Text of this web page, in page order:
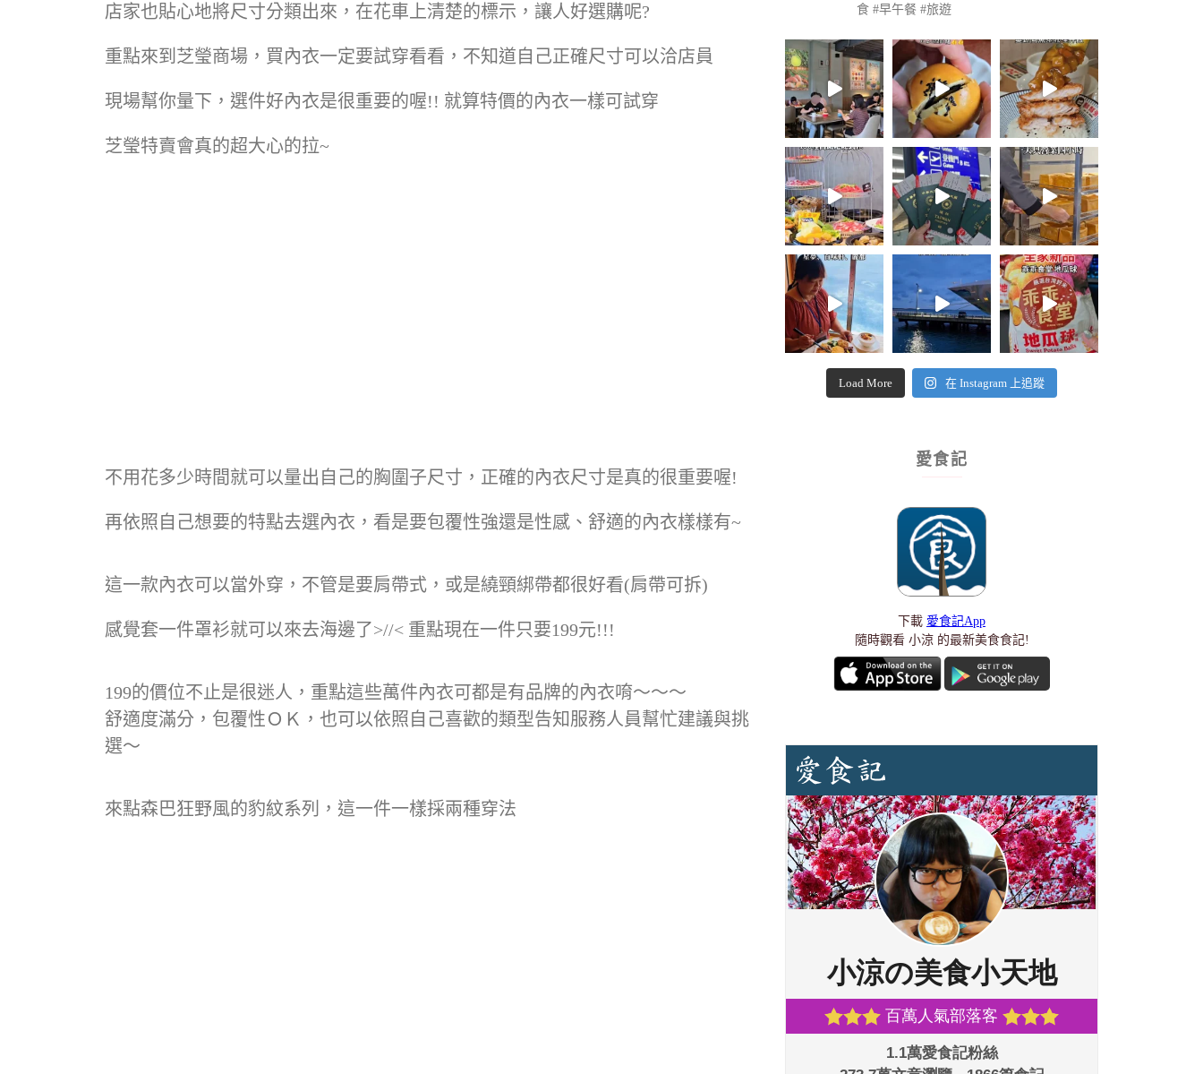
店家也貼心地將尺寸分類出來，在花車上清楚的標示，讓人好選購呢?
重點來到芝瑩商場，買內衣一定要試穿看看，不知道自己正確尺寸可以洽店員
現場幫你量下，選件好內衣是很重要的喔!! 就算特價的內衣一樣可試穿
芝瑩特賣會真的超大心的拉~
不用花多少時間就可以量出自己的胸圍子尺寸，正確的內衣尺寸是真的很重要喔!
再依照自己想要的特點去選內衣，看是要包覆性強還是性感、舒適的內衣樣樣有~
這一款內衣可以當外穿，不管是要肩帶式，或是繞頸綁帶都很好看(肩帶可拆)
感覺套一件罩衫就可以來去海邊了>//< 重點現在一件只要199元!!!
199的價位不止是很迷人，重點這些萬件內衣可都是有品牌的內衣唷～～～
舒適度滿分，包覆性ＯＫ，也可以依照自己喜歡的類型告知服務人員幫忙建議與挑
選～
來點森巴狂野風的豹紋系列，這一件一樣採兩種穿法
食 #早午餐 #旅遊
Load More 在 Instagram 上追蹤
愛食記
下載 愛食記App
隨時觀看 小涼 的最新美食食記!